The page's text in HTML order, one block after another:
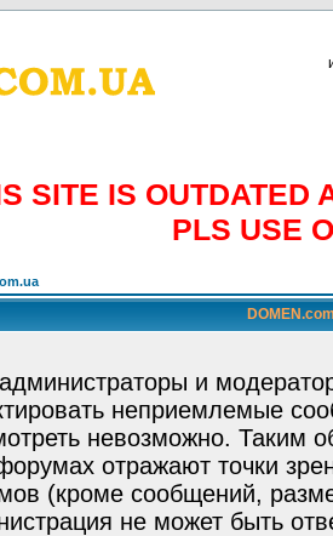
SITE IS OUTDATED
PLS USE
и
неприемлемые
невозможно. Таким
отражают точки
(кроме сообщений,
не может быть